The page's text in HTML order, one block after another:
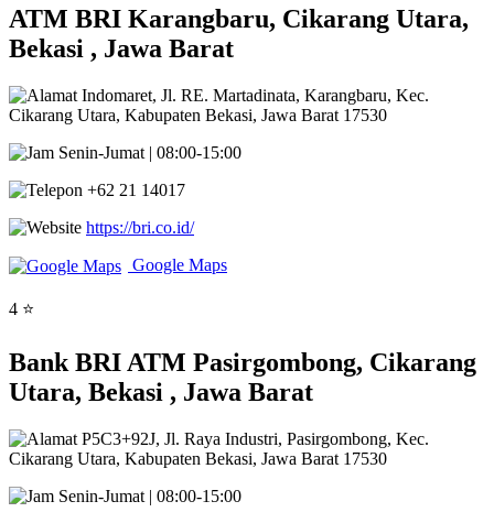
ATM BRI Karangbaru, Cikarang Utara,
Bekasi , Jawa Barat
Indomaret, Jl. RE. Martadinata, Karangbaru, Kec.
Cikarang Utara, Kabupaten Bekasi, Jawa Barat 17530
Senin-Jumat | 08:00-15:00
+62 21 14017
https://bri.co.id/
Google Maps
4 ⭐
Bank BRI ATM Pasirgombong, Cikarang
Utara, Bekasi , Jawa Barat
P5C3+92J, Jl. Raya Industri, Pasirgombong, Kec.
Cikarang Utara, Kabupaten Bekasi, Jawa Barat 17530
Senin-Jumat | 08:00-15:00